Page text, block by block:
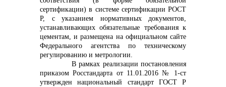
сертификации) в системе сертификации РОСТ
Р, с указанием нормативных документов,
устанавливающих обязательные требования к
цементам, и размещена на официальном сайте
Федерального агентства по техническому
регулированию и метрологии.
В рамках реализации постановления
приказом Росстандарта от 11.01.2016 № 1-ст
утвержден национальный стандарт ГОСТ Р